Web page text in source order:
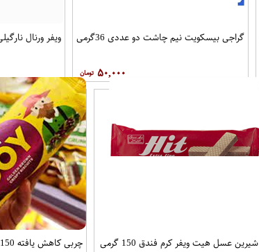
گراجی بیسکویت نیم چاشت دو عددی 36گرمی
۵۰,۰۰۰
ویفر ورنال
شیرین عسل هیت ویفر کرم فندق 150 گرمی چربی کاهش یافته 150 گرمی